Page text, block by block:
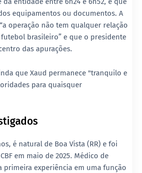
equipamentos ou documentos. A
operação não tem qualquer relação
futebol brasileiro” e que o presidente
das apurações.
que Xaud permanece "tranquilo e
para quaisquer
é natural de Boa Vista (RR) e foi
em maio de 2025. Médico de
primeira experiência em uma função